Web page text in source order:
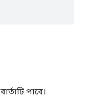
বার্তাটি পাবে।